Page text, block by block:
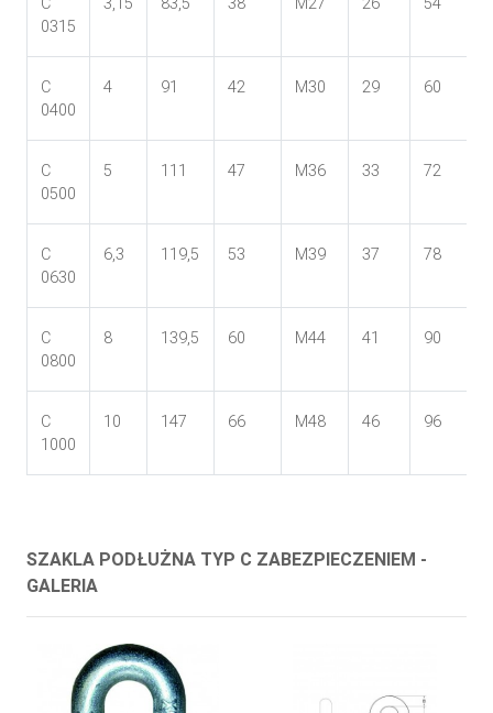
0315
C
0400
4 91 42 M30 29 60
C
0500
5 111 47 M36 33 72
C
0630
6,3 119,5 53 M39 37 78
C
0800
8 139,5 60 M44 41 90
C
1000
10 147 66 M48 46 96
SZAKLA PODŁUŻNA TYP C ZABEZPIECZENIEM -
GALERIA